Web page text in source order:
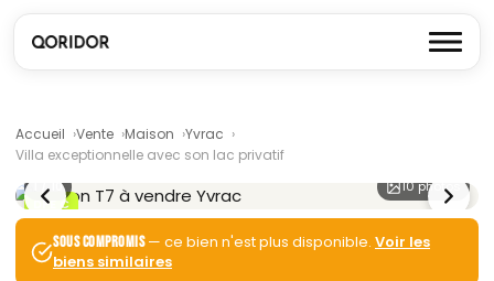
Accueil Vente Maison
Yvrac
Villa exceptionnelle avec son lac privatif
DPE C
/ 10 10 photos
SOUS COMPROMIS— ce bien n'est plus disponible. Voir les
biens similaires